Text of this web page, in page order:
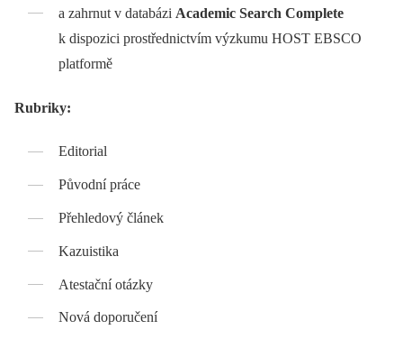
a zahrnut v databázi Academic Search Complete
k dispozici prostřednictvím výzkumu HOST EBSCO
platformě
Rubriky:
Editorial
Původní práce
Přehledový článek
Kazuistika
Atestační otázky
Nová doporučení